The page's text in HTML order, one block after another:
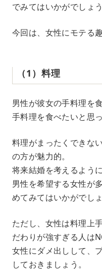
でみてはいかがでしょう
今回は、女性にモテる
（1）料理
男性が彼女の手料理を
手料理を食べたいと思
料理がまったくできな
の方が魅力的。
将来結婚を考えるよう
男性を希望する女性が
めてみてはいかがでしょ
ただし、女性は料理上
だわりが強すぎる人は
女性にダメ出しして、
しておきましょう。